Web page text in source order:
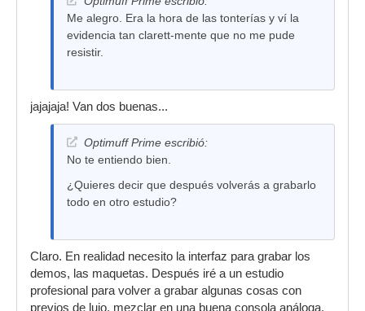
Me alegro. Era la hora de las tonterías y ví la
evidencia tan clarett-mente que no me pude
resistir.
jajajaja! Van dos buenas...
Optimuff Prime escribió:
No te entiendo bien.
¿Quieres decir que después volverás a grabarlo
todo en otro estudio?
Claro. En realidad necesito la interfaz para grabar los
demos, las maquetas. Después iré a un estudio
profesional para volver a grabar algunas cosas con
previos de lujo, mezclar en una buena consola análoga,